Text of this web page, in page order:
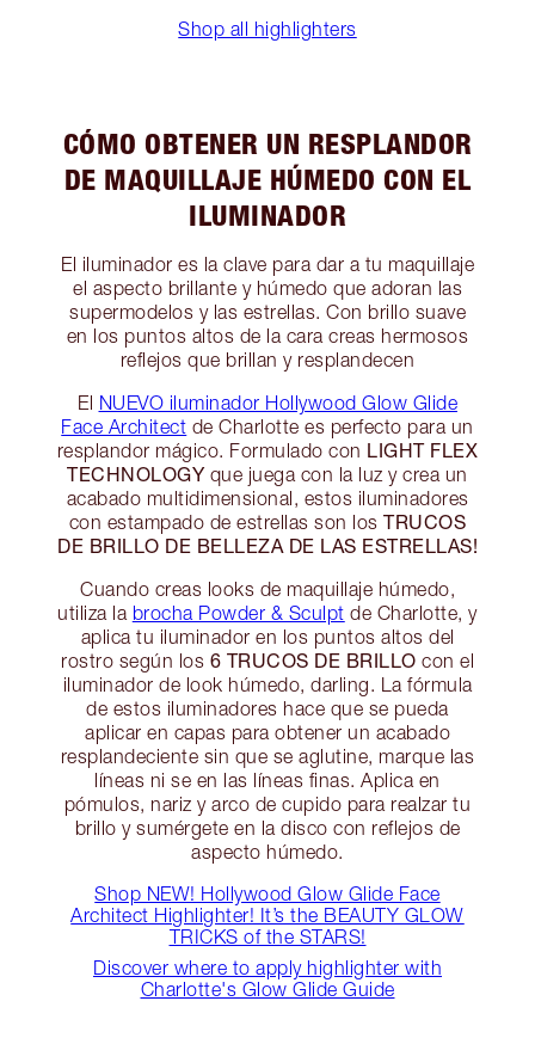
Shop all highlighters
CÓMO OBTENER UN RESPLANDOR
DE MAQUILLAJE HÚMEDO CON EL
ILUMINADOR
El iluminador es la clave para dar a tu maquillaje
el aspecto brillante y húmedo que adoran las
supermodelos y las estrellas. Con brillo suave
en los puntos altos de la cara creas hermosos
reflejos que brillan y resplandecen
El NUEVO iluminador Hollywood Glow Glide
Face Architect de Charlotte es perfecto para un
resplandor mágico. Formulado con LIGHT FLEX
TECHNOLOGY que juega con la luz y crea un
acabado multidimensional, estos iluminadores
con estampado de estrellas son losTRUCOS
DE BRILLO DE BELLEZA DE LAS ESTRELLAS!
Cuando creas looks de maquillaje húmedo,
utiliza la brocha Powder & Sculpt de Charlotte, y
aplica tu iluminador en los puntos altos del
rostro según los 6 TRUCOS DE BRILLO con el
iluminador de look húmedo, darling. La fórmula
de estos iluminadores hace que se pueda
aplicar en capas para obtener un acabado
resplandeciente sin que se aglutine, marque las
líneas ni se en las líneas finas. Aplica en
pómulos, nariz y arco de cupido para realzar tu
brillo y sumérgete en la disco con reflejos de
aspecto húmedo.
Shop NEW! Hollywood Glow Glide Face
Architect Highlighter! It’s the BEAUTY GLOW
TRICKS of the STARS!
Discover where to apply highlighter with
Charlotte's Glow Glide Guide